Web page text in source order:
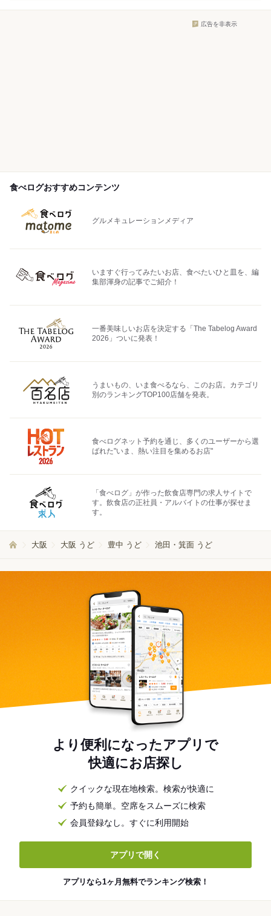
広告を非表示
食べログおすすめコンテンツ
グルメキュレーションメディア
いますぐ行ってみたいお店、食べたいひと皿を、編
集部渾身の記事でご紹介！
一番美味しいお店を決定する「The Tabelog Award
2026」ついに発表！
うまいもの、いま食べるなら、このお店。カテゴリ
別のランキングTOP100店舗を発表。
食べログネット予約を通じ、多くのユーザーから選
ばれた"いま、熱い注目を集めるお店"
「食べログ」が作った飲食店専門の求人サイトで
す。飲食店の正社員・アルバイトの仕事が探せま
す。
大阪 大阪 うど 豊中 うど 池田・箕面 うど
より便利になったアプリで
快適にお店探し
クイックな現在地検索。検索が快適に
予約も簡単。空席をスムーズに検索
会員登録なし。すぐに利用開始
アプリで開く
アプリなら1ヶ月無料でランキング検索！